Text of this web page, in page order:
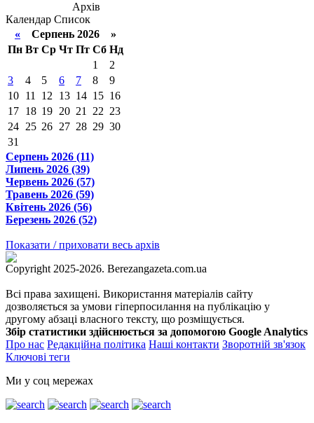
Архів
Календар Список
« Серпень 2026 »
Пн Вт Ср Чт Пт Сб Нд
1
2
3
4 5 6 7 8
9
10 11 12 13 14 15 16
17 18 19 20 21 22 23
24 25 26 27 28 29 30
31
Серпень 2026 (11)
Липень 2026 (39)
Червень 2026 (57)
Травень 2026 (59)
Квітень 2026 (56)
Березень 2026 (52)
Показати / приховати весь архів
Copyright 2025-2026. Berezangazeta.com.ua
Всі права захищені. Використання матеріалів сайту
дозволяється за умови гіперпосилання на публікацію у
другому абзаці власного тексту, що розміщується.
Збір статистики здійснюється за допомогою Google Analytics
Про нас Редакційна політика Наші контакти Зворотній зв'язок
Ключові теги
Ми у соц мережах